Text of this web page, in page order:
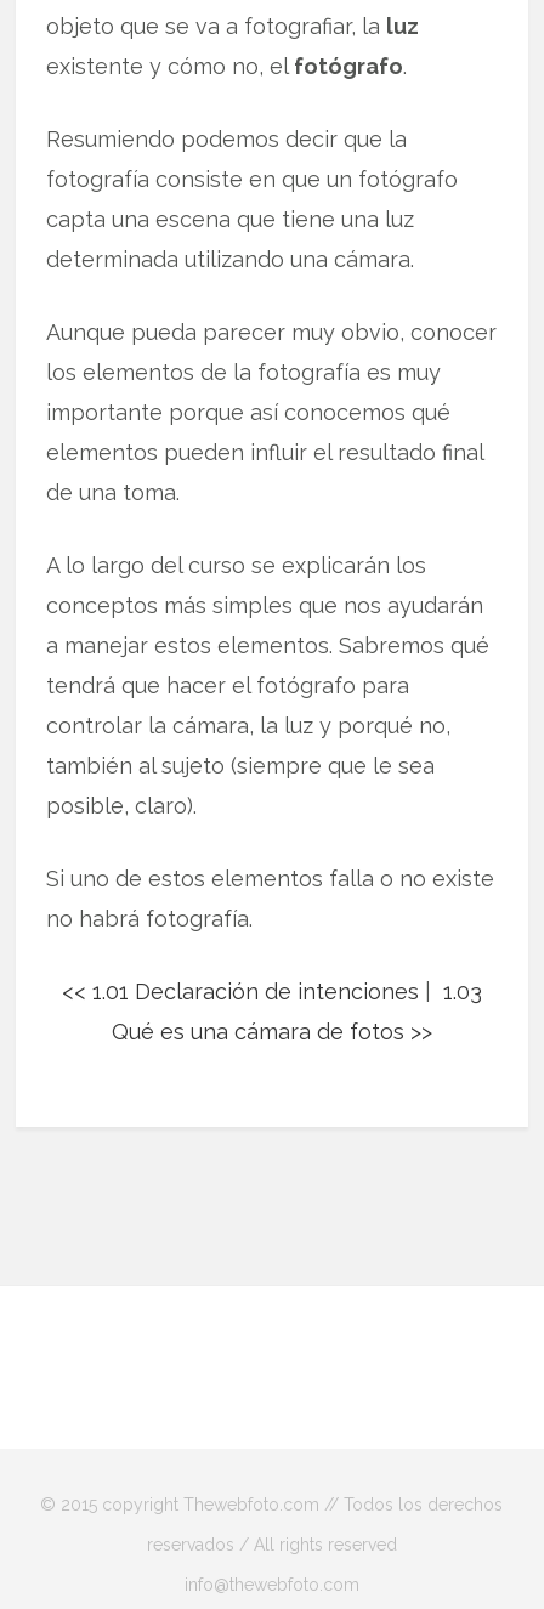
objeto que se va a fotografiar, la luz
existente y cómo no, el fotógrafo.
Resumiendo podemos decir que la
fotografía consiste en que un fotógrafo
capta una escena que tiene una luz
determinada utilizando una cámara.
Aunque pueda parecer muy obvio, conocer
los elementos de la fotografía es muy
importante porque así conocemos qué
elementos pueden influir el resultado final
de una toma.
A lo largo del curso se explicarán los
conceptos más simples que nos ayudarán
a manejar estos elementos. Sabremos qué
tendrá que hacer el fotógrafo para
controlar la cámara, la luz y porqué no,
también al sujeto (siempre que le sea
posible, claro).
Si uno de estos elementos falla o no existe
no habrá fotografía.
<< 1.01 Declaración de intenciones
1.03
Qué es una cámara de fotos >>
© 2015 copyright Thewebfoto.com // Todos los derechos
reservados / All rights reserved
info@thewebfoto.com